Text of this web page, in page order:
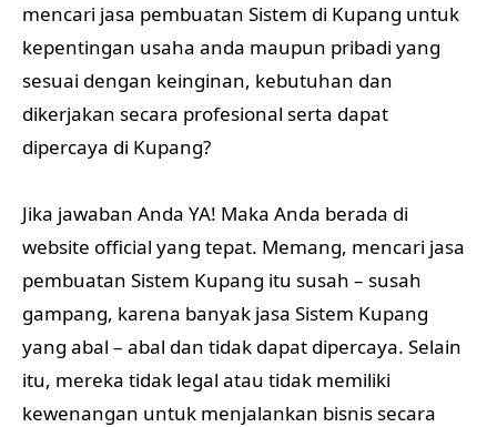
mencari jasa pembuatan Sistem di Kupang untuk
kepentingan usaha anda maupun pribadi yang
sesuai dengan keinginan, kebutuhan dan
dikerjakan secara profesional serta dapat
dipercaya di Kupang?
Jika jawaban Anda YA! Maka Anda berada di
website official yang tepat. Memang, mencari jasa
pembuatan Sistem Kupang itu susah – susah
gampang, karena banyak jasa Sistem Kupang
yang abal – abal dan tidak dapat dipercaya. Selain
itu, mereka tidak legal atau tidak memiliki
kewenangan untuk menjalankan bisnis secara